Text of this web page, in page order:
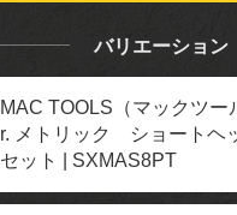
バリエーション
MAC TOOLS（マックツー
r. メトリック ショートヘ
セット | SXMAS8PT